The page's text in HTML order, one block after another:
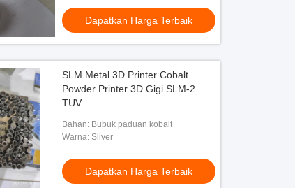
Dapatkan Harga Terbaik
SLM Metal 3D Printer Cobalt
Powder Printer 3D Gigi SLM-2
TUV
Bahan: Bubuk paduan kobalt
Warna: Sliver
Dapatkan Harga Terbaik